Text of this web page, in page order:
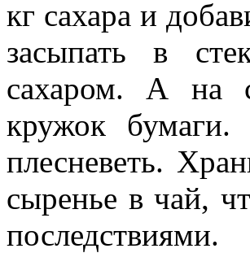
кг сахара и
засыпать в
сахаром. А на
кружок бумаги.
плесневеть.
сыренье в чай,
последствиями.